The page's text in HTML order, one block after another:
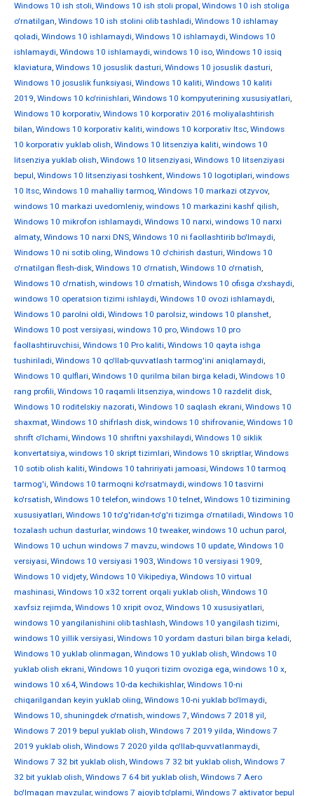
Windows 10 ish stoli, Windows 10 ish stoli propal, Windows 10 ish stoliga
o'rnatilgan, Windows 10 ish stolini olib tashladi, Windows 10 ishlamay
qoladi, Windows 10 ishlamaydi, Windows 10 ishlamaydi, Windows 10
ishlamaydi, Windows 10 ishlamaydi, windows 10 iso, Windows 10 issiq
klaviatura, Windows 10 josuslik dasturi, Windows 10 josuslik dasturi,
Windows 10 josuslik funksiyasi, Windows 10 kaliti, Windows 10 kaliti
2019, Windows 10 ko'rinishlari, Windows 10 kompyuterining xususiyatlari,
Windows 10 korporativ, Windows 10 korporativ 2016 moliyalashtirish
bilan, Windows 10 korporativ kaliti, windows 10 korporativ ltsc, Windows
10 korporativ yuklab olish, Windows 10 litsenziya kaliti, windows 10
litsenziya yuklab olish, Windows 10 litsenziyasi, Windows 10 litsenziyasi
bepul, Windows 10 litsenziyasi toshkent, Windows 10 logotiplari, windows
10 ltsc, Windows 10 mahalliy tarmoq, Windows 10 markazi otzyvov,
windows 10 markazi uvedomleniy, windows 10 markazini kashf qilish,
Windows 10 mikrofon ishlamaydi, Windows 10 narxi, windows 10 narxi
almaty, Windows 10 narxi DNS, Windows 10 ni faollashtirib bo'lmaydi,
Windows 10 ni sotib oling, Windows 10 o'chirish dasturi, Windows 10
o'rnatilgan flesh-disk, Windows 10 o'rnatish, Windows 10 o'rnatish,
Windows 10 o'rnatish, windows 10 o'rnatish, Windows 10 ofisga o'xshaydi,
windows 10 operatsion tizimi ishlaydi, Windows 10 ovozi ishlamaydi,
Windows 10 parolni oldi, Windows 10 parolsiz, windows 10 planshet,
Windows 10 post versiyasi, windows 10 pro, Windows 10 pro
faollashtiruvchisi, Windows 10 Pro kaliti, Windows 10 qayta ishga
tushiriladi, Windows 10 qo'llab-quvvatlash tarmog'ini aniqlamaydi,
Windows 10 qulflari, Windows 10 qurilma bilan birga keladi, Windows 10
rang profili, Windows 10 raqamli litsenziya, windows 10 razdelit disk,
Windows 10 roditelskiy nazorati, Windows 10 saqlash ekrani, Windows 10
shaxmat, Windows 10 shifrlash disk, windows 10 shifrovanie, Windows 10
shrift o'lchami, Windows 10 shriftni yaxshilaydi, Windows 10 siklik
konvertatsiya, windows 10 skript tizimlari, Windows 10 skriptlar, Windows
10 sotib olish kaliti, Windows 10 tahririyati jamoasi, Windows 10 tarmoq
tarmog'i, Windows 10 tarmoqni ko'rsatmaydi, windows 10 tasvirni
ko'rsatish, Windows 10 telefon, windows 10 telnet, Windows 10 tizimining
xususiyatlari, Windows 10 to'g'ridan-to'g'ri tizimga o'rnatiladi, Windows 10
tozalash uchun dasturlar, windows 10 tweaker, windows 10 uchun parol,
Windows 10 uchun windows 7 mavzu, windows 10 update, Windows 10
versiyasi, Windows 10 versiyasi 1903, Windows 10 versiyasi 1909,
Windows 10 vidjety, Windows 10 Vikipediya, Windows 10 virtual
mashinasi, Windows 10 x32 torrent orqali yuklab olish, Windows 10
xavfsiz rejimda, Windows 10 xripit ovoz, Windows 10 xususiyatlari,
windows 10 yangilanishini olib tashlash, Windows 10 yangilash tizimi,
windows 10 yillik versiyasi, Windows 10 yordam dasturi bilan birga keladi,
Windows 10 yuklab olinmagan, Windows 10 yuklab olish, Windows 10
yuklab olish ekrani, Windows 10 yuqori tizim ovoziga ega, windows 10 х,
windows 10 х64, Windows 10-da kechikishlar, Windows 10-ni
chiqarilgandan keyin yuklab oling, Windows 10-ni yuklab bo'lmaydi,
Windows 10, shuningdek o'rnatish, windows 7, Windows 7 2018 yil,
Windows 7 2019 bepul yuklab olish, Windows 7 2019 yilda, Windows 7
2019 yuklab olish, Windows 7 2020 yilda qo'llab-quvvatlanmaydi,
Windows 7 32 bit yuklab olish, Windows 7 32 bit yuklab olish, Windows 7
32 bit yuklab olish, Windows 7 64 bit yuklab olish, Windows 7 Aero
bo'lmagan mavzular, windows 7 ajoyib to'plami, Windows 7 aktivator bepul